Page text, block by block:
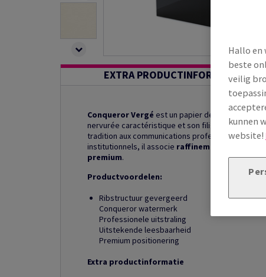
EXTRA PRODUCTINFORMATIE
Conqueror Vergé est un papier de création
nervurée caractéristique et son filigrane
tradition aux communications professionnelles.
institutionnels, il associe raffinement classique
premium.
Productvoordelen:
Ribstructuur gevergeerd
Conqueror watermerk
Professionele uitstraling
Uitstekende leesbaarheid
Premium positionering
Extra productinformatie
Hallo en
beste
veilig
kunnen
website!